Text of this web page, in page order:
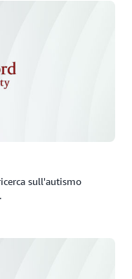
sull'autismo